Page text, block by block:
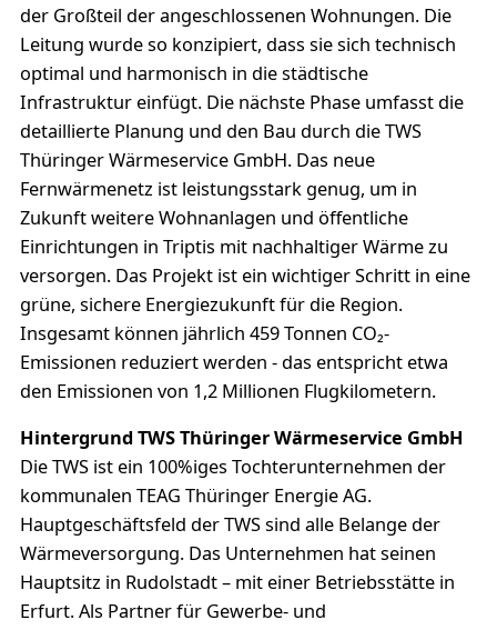
der Großteil der angeschlossenen Wohnungen. Die
Leitung wurde so konzipiert, dass sie sich technisch
optimal und harmonisch in die städtische
Infrastruktur einfügt. Die nächste Phase umfasst die
detaillierte Planung und den Bau durch die TWS
Thüringer Wärmeservice GmbH. Das neue
Fernwärmenetz ist leistungsstark genug, um in
Zukunft weitere Wohnanlagen und öffentliche
Einrichtungen in Triptis mit nachhaltiger Wärme zu
versorgen. Das Projekt ist ein wichtiger Schritt in eine
grüne, sichere Energiezukunft für die Region.
Insgesamt können jährlich 459 Tonnen CO₂-
Emissionen reduziert werden - das entspricht etwa
den Emissionen von 1,2 Millionen Flugkilometern.
Hintergrund TWS Thüringer Wärmeservice GmbH
Die TWS ist ein 100%iges Tochterunternehmen der
kommunalen TEAG Thüringer Energie AG.
Hauptgeschäftsfeld der TWS sind alle Belange der
Wärmeversorgung. Das Unternehmen hat seinen
Hauptsitz in Rudolstadt – mit einer Betriebsstätte in
Erfurt. Als Partner für Gewerbe- und